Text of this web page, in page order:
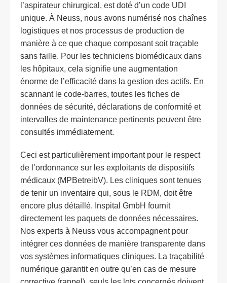
l’aspirateur chirurgical, est doté d’un code UDI
unique. À Neuss, nous avons numérisé nos chaînes
logistiques et nos processus de production de
manière à ce que chaque composant soit traçable
sans faille. Pour les techniciens biomédicaux dans
les hôpitaux, cela signifie une augmentation
énorme de l’efficacité dans la gestion des actifs. En
scannant le code-barres, toutes les fiches de
données de sécurité, déclarations de conformité et
intervalles de maintenance pertinents peuvent être
consultés immédiatement.
Ceci est particulièrement important pour le respect
de l’ordonnance sur les exploitants de dispositifs
médicaux (MPBetreibV). Les cliniques sont tenues
de tenir un inventaire qui, sous le RDM, doit être
encore plus détaillé. Inspital GmbH fournit
directement les paquets de données nécessaires.
Nos experts à Neuss vous accompagnent pour
intégrer ces données de manière transparente dans
vos systèmes informatiques cliniques. La traçabilité
numérique garantit en outre qu’en cas de mesure